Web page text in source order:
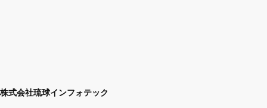
株式会社琉球インフォテック